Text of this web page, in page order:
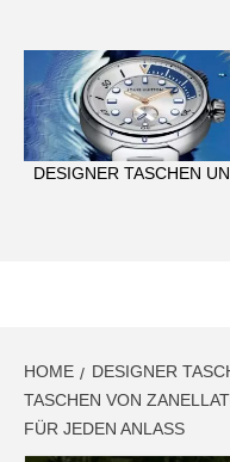
content
DESIGNER TASCHEN
HOME DESIGNER
TASCHEN VON
FÜR JEDEN ANLASS